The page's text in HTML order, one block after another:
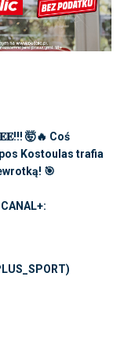
🤯🔥 Coś
Kostoulas trafia
🎯